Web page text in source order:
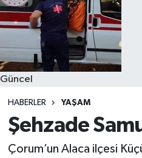
Güncel
HABERLER YAŞAM
Şehzade
Çorum’un Alaca ilçesi
Süper Lig Puan
Tüm Manşetler
Son Dakika Haberleri
Haber Arşivi